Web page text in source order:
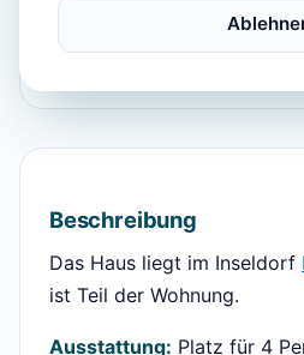
Parkmöglichkeit
Sound System
Beschreibung
Das Haus liegt im Inseldorf
ist Teil der Wohnung.
Ausstattung: Platz für 4